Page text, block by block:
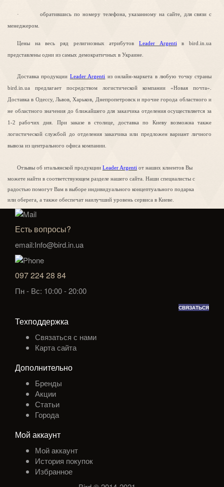
· обратившись по номеру телефона, указанному на сайте, для связи с
менеджером.
Цены на весь ряд религиозных атрибутов Leader Argenti вbird.in.ua
представлены одни из самых демократичных в Украине.
Доставка продукции Leader Argenti из онлайн-маркета в любую точку страны
bird.in.ua предлагает посредством логистической компании «Новая почта».
Доставка в Одессу, Львов, Харьков, Днепропетровск и прочие города областного и
не областного значения до ближайшего для заказчика отделения осуществляется за
1-2 рабочих дня. При заказе в столице, доставка по Киеву возможна также
логистической службой до отделения заказчика или предложен вариант личного
вывоза из центрального офиса компании.
Отзывы об итальянской продукции Leader Argenti от наших клиентов Вы
можете найти в соответствующем разделе нашего сайта. Наши специалисты с
радостью помогут Вам в выборе индивидуального концептуального подарка
или оберега, а также обеспечат наилучший уровень сервиса в Киеве.
Есть вопросы?
email:Info@bird.in.ua
097 224 28 84
Пн - Вс: 10:00 - 20:00
СВЯЗАТЬСЯ
Техподдержка
Связаться с нами
Карта сайта
Дополнительно
Бренды
Акции
Статьи
Города
Мой аккаунт
Мой аккаунт
История покупок
Избранное